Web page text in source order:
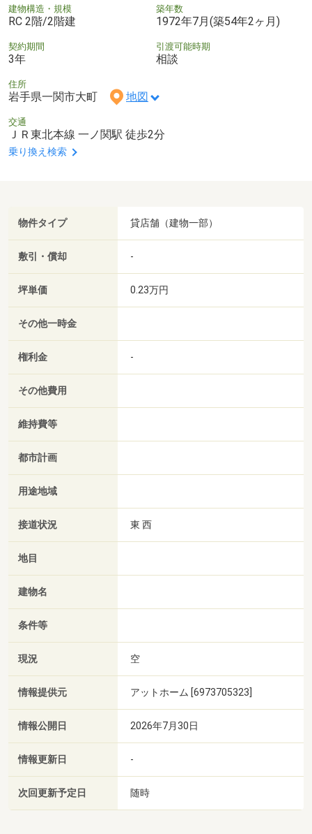
建物構造・規模
RC 2階/2階建
築年数
1972年7月(築54年2ヶ月)
契約期間
3年
引渡可能時期
相談
住所
岩手県一関市大町 地図
交通
ＪＲ東北本線 一ノ関駅 徒歩2分
乗り換え検索
物件タイプ 貸店舗（建物一部）
敷引・償却 -
坪単価 0.23万円
その他一時金
権利金 -
その他費用
維持費等
都市計画
用途地域
接道状況 東 西
地目
建物名
条件等
現況 空
情報提供元 アットホーム [6973705323]
情報公開日 2026年7月30日
情報更新日 -
次回更新予定日 随時